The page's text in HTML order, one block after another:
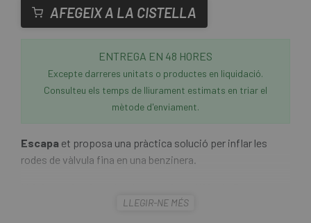
AFEGEIX A LA CISTELLA
ENTREGA EN 48 HORES
Excepte darreres unitats o productes en liquidació.
Consulteu els temps de lliurament estimats en triar el
mètode d'enviament.
Escapa et proposa una pràctica solució per inflar les
rodes de vàlvula fina en una benzinera.
es rosca a la vàlvula Presta (fina) de la
LLEGIR-NE MÉS